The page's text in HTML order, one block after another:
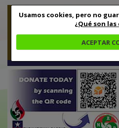
Usamos cookies, pero no
¿Qué son las
ACEPTAR